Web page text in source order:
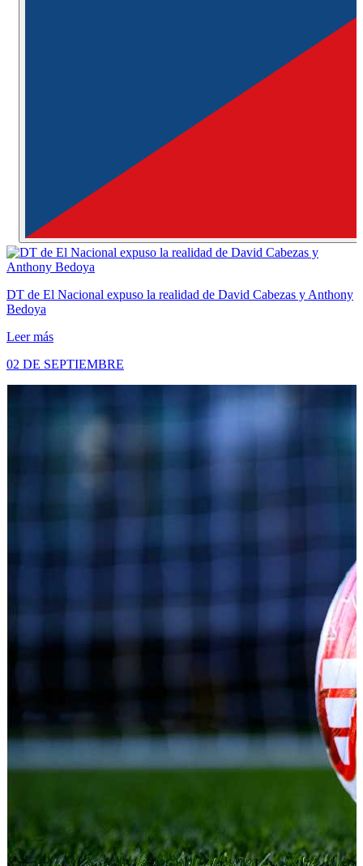
DT de El Nacional expuso la realidad de David Cabezas y Anthony
Bedoya
Leer más
02 DE SEPTIEMBRE